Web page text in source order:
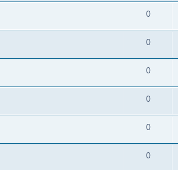
0
0
0
0
0
0